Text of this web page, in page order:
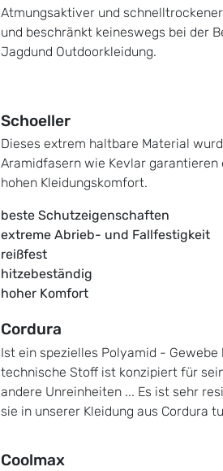
Atmungsaktiver und
und beschränkt keineswegs bei der
Jagdund Outdoorkleidung.
Schoeller
Dieses extrem haltbare Material
Aramidfasern wie Kevlar
hohen Kleidungskomfort.
beste Schutzeigenschaften
extreme Abrieb- und Fallfestigkeit
reißfest
hitzebeständig
hoher Komfort
Cordura
Ist ein spezielles Polyamid -
technische Stoff ist konzipiert für
andere Unreinheiten ... Es ist sehr
sie in unserer Kleidung aus Cordura
Coolmax